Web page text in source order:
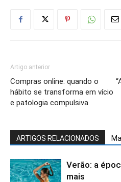
Artigo anterior
Compras online: quando o
hábito se transforma em vício
e patologia compulsiva
ARTIGOS RELACIONADOS
Verão: a
mais